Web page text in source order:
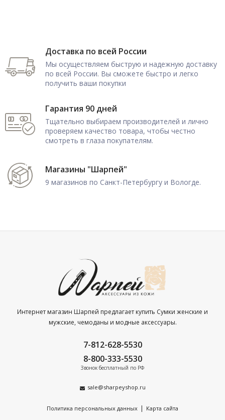
Доставка по всей России
Мы осуществляем быструю и надежную доставку
по всей России. Вы сможете быстро и легко
получить ваши покупки
Гарантия 90 дней
Тщательно выбираем производителей и лично
проверяем качество товара, чтобы честно
смотреть в глаза покупателям.
Магазины "Шарпей"
9 магазинов по Санкт-Петербургу и Вологде.
Интернет магазин Шарпей предлагает купить Сумки женские и
мужские, чемоданы и модные аксессуары.
7-812-628-5530
8-800-333-5530
Звонок бесплатный по РФ
sale@sharpeyshop.ru
Политика персональных данных | Карта сайта